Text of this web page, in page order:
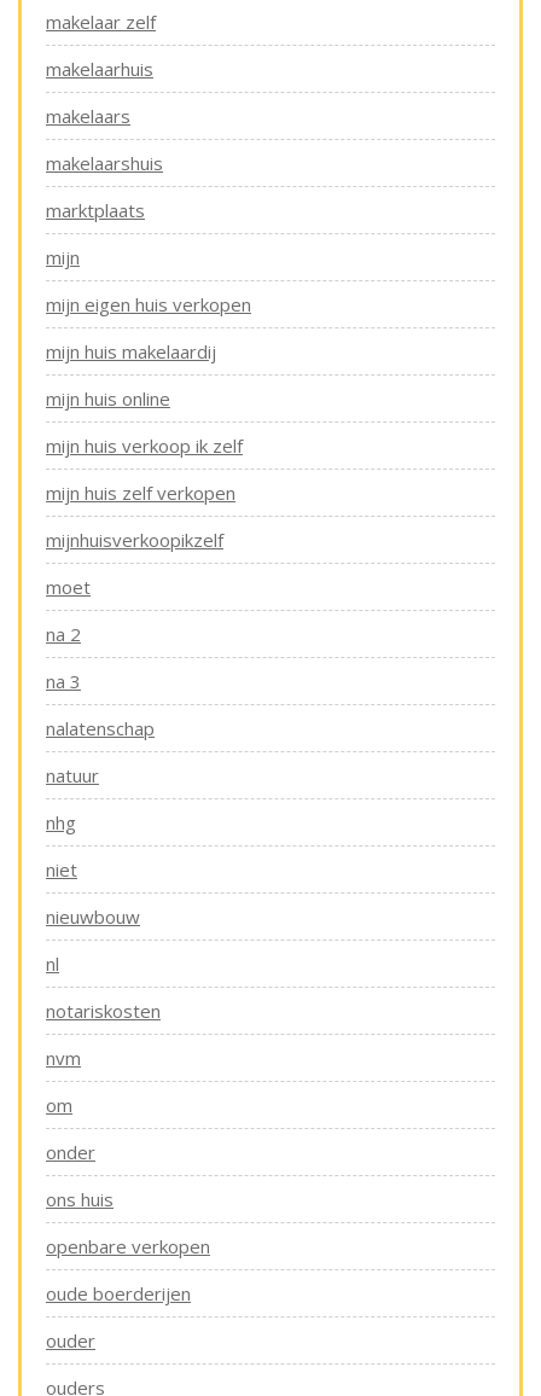
makelaar zelf
makelaarhuis
makelaars
makelaarshuis
marktplaats
mijn
mijn eigen huis verkopen
mijn huis makelaardij
mijn huis online
mijn huis verkoop ik zelf
mijn huis zelf verkopen
mijnhuisverkoopikzelf
moet
na 2
na 3
nalatenschap
natuur
nhg
niet
nieuwbouw
nl
notariskosten
nvm
om
onder
ons huis
openbare verkopen
oude boerderijen
ouder
ouders